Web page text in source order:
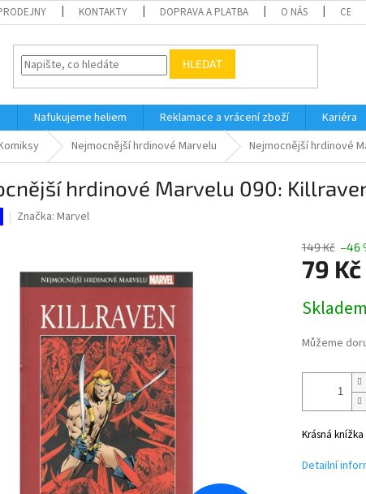
KONTAKTY DOPRAVA A PLATBA O NÁS
HLEDAT
Nafukujeme heliem Reklamace a vrácení zboží Kariéra
Nejmocnější hrdinové Marvelu Nejmocnější hrdinové
hrdinové Marvelu 090:
Značka: Marvel
149 Kč –46
79 Kč
cena:
Skladem
Můžeme
Krásná
Detailní